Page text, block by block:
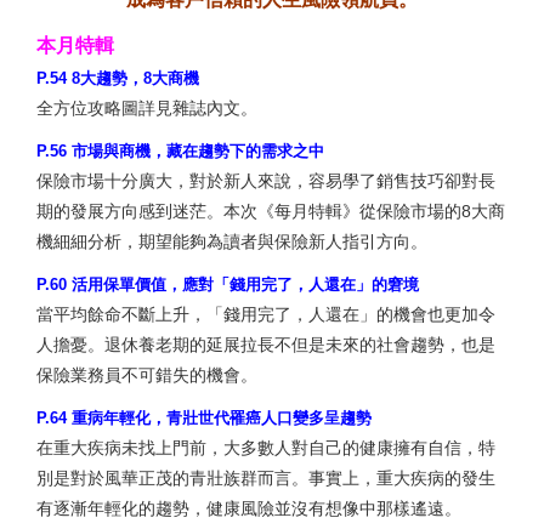
本月特輯
P.54 8大趨勢，8大商機
全方位攻略圖詳見雜誌內文。
P.56 市場與商機，藏在趨勢下的需求之中
保險市場十分廣大，對於新人來說，容易學了銷售技巧卻對長
期的發展方向感到迷茫。本次《每月特輯》從保險市場的8大商
機細細分析，期望能夠為讀者與保險新人指引方向。
P.60 活用保單價值，應對「錢用完了，人還在」的窘境
當平均餘命不斷上升，「錢用完了，人還在」的機會也更加令
人擔憂。退休養老期的延展拉長不但是未來的社會趨勢，也是
保險業務員不可錯失的機會。
P.64 重病年輕化，青壯世代罹癌人口變多呈趨勢
在重大疾病未找上門前，大多數人對自己的健康擁有自信，特
別是對於風華正茂的青壯族群而言。事實上，重大疾病的發生
有逐漸年輕化的趨勢，健康風險並沒有想像中那樣遙遠。